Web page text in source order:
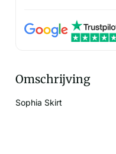
Omschrijving
Sophia Skirt